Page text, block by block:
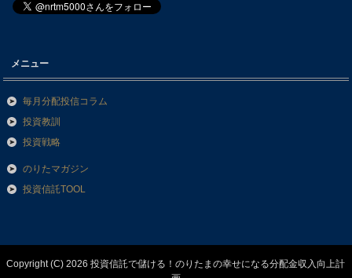
メニュー
毎月分配投信コラム
投資教訓
投資戦略
のりたマガジン
投資信託TOOL
Copyright (C) 2026 投資信託で儲ける！のりたまの幸せになる分配金収入向上計